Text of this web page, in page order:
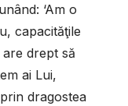
‘Am o
capacităţile
are drept să
ai Lui,
dragostea